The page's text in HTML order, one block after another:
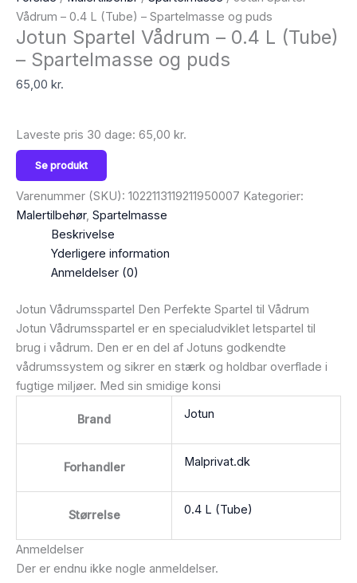
Vådrum – 0.4 L (Tube) – Spartelmasse og puds
Jotun Spartel Vådrum – 0.4 L (Tube)
– Spartelmasse og puds
65,00 kr.
Laveste pris 30 dage: 65,00 kr.
Se produkt
Varenummer (SKU): 1022113119211950007 Kategorier:
Malertilbehør, Spartelmasse
Beskrivelse
Yderligere information
Anmeldelser (0)
Jotun Vådrumsspartel Den Perfekte Spartel til Vådrum
Jotun Vådrumsspartel er en specialudviklet letspartel til
brug i vådrum. Den er en del af Jotuns godkendte
vådrumssystem og sikrer en stærk og holdbar overflade i
fugtige miljøer. Med sin smidige konsi
Brand Jotun
Forhandler Malprivat.dk
Størrelse 0.4 L (Tube)
Anmeldelser
Der er endnu ikke nogle anmeldelser.